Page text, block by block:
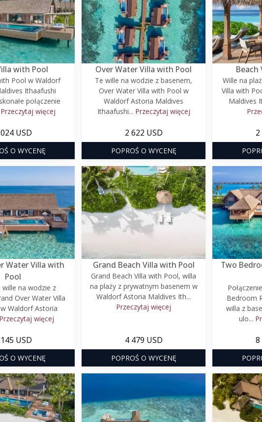
with Pool
Pool w Waldorf
Ithaafushi
połączenie
Przeczytaj więcej
USD
O WYCENĘ
Over Water Villa with Pool
Te wille na wodzie z basenem,
Over Water Villa with Pool w
Waldorf Astoria Maldives
Ithaafushi... Przeczytaj więcej
2 622 USD
POPROŚ O WYCENĘ
Beach
Wille na
Villa with
Maldives
Water Villa with
Pool
wille na wodzie z
Over Water Villa
Waldorf Astoria
Przeczytaj więcej
USD
O WYCENĘ
Grand Beach Villa with Pool
Grand Beach Villa with Pool, willa
na plaży z prywatnym basenem w
Waldorf Astoria Maldives Ith...
Przeczytaj więcej
4 479 USD
POPROŚ O WYCENĘ
Two
Bedroom
willa z
ulo...
8